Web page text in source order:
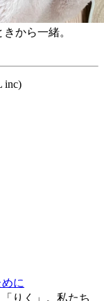
から一緒。
inc)
に
りく」。私たち